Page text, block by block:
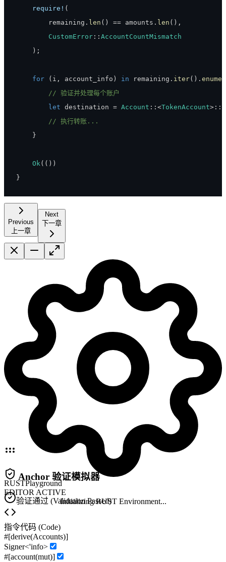
require! (
        remaining
. len ( ) == amounts . len ( ) ,
CustomError :: AccountCountMismatch
) ;
for ( i , account_info ) in remaining . iter( ) .
// 验证并处理每个账户
let destination = Account :: <TokenAccount> ::
// 执行转账...
}
Ok ( ( ) )
}
Previous
上一章
Next
下一章
RUSTPlayground
EDITOR ACTIVE
InitializingRUSTEnvironment...
Anchor 验证模拟器
验证通过 (Validation Passed)
指令代码 (Code)
#[derive(Accounts)]
Signer<'info>
#[account(mut)]